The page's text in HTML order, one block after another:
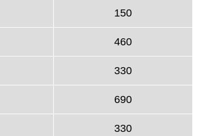
150
460
330
690
330